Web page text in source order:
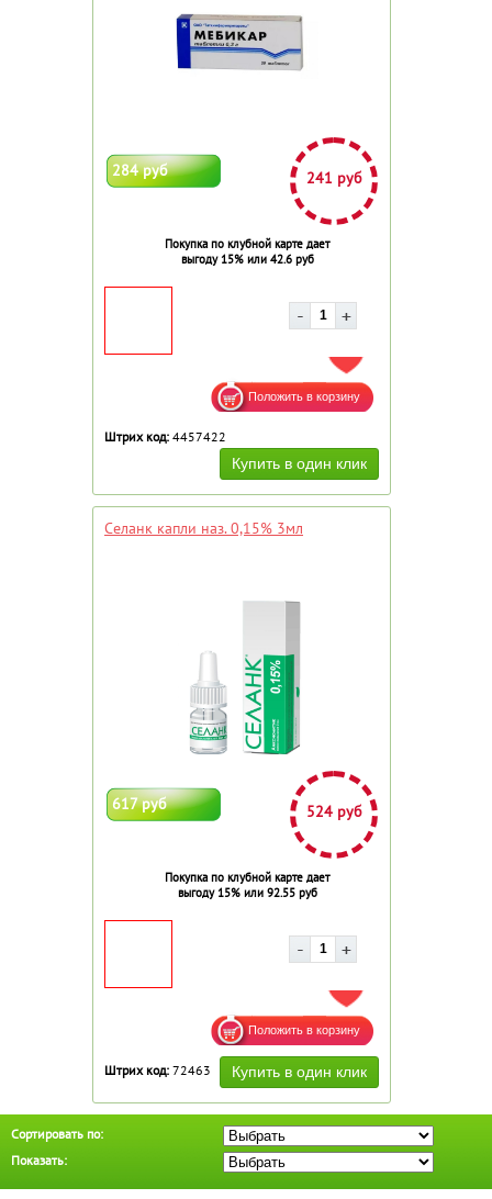
284 руб 241 руб
Покупка по клубной карте дает
выгоду 15% или 42.6 руб
ДОБАВИТЬ В ИЗБРАННОЕ
Штрих код: 4457422
Селанк капли наз. 0,15% 3мл
617 руб 524 руб
Покупка по клубной карте дает
выгоду 15% или 92.55 руб
ДОБАВИТЬ В ИЗБРАННОЕ
Штрих код: 72463
Сортировать по:
Показать: